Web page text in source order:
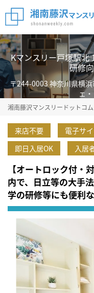
Kマンスリー戸塚駅北
研修
〒244-0003 神奈川県横
ェ
湘南藤沢マンスリードットコム
来店不要 電子サ
即日入居OK
入居
【オートロック付・
内で、日立等の大手
学の研修等にも便利